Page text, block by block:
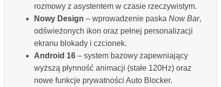
rozmowy z asystentem w czasie rzeczywistym.
Nowy Design – wprowadzenie paska Now Bar,
odświeżonych ikon oraz pełnej personalizacji
ekranu blokady i czcionek.
Android 16 – system bazowy zapewniający
wyższą płynność animacji (stałe 120Hz) oraz
nowe funkcje prywatności Auto Blocker.